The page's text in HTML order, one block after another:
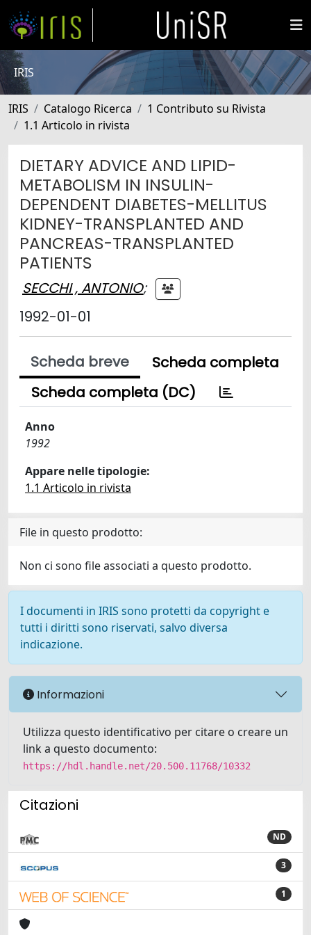
IRIS
IRIS Catalogo Ricerca
1 Contributo su Rivista
1.1 Articolo in rivista
DIETARY ADVICE AND LIPID-
METABOLISM IN INSULIN-
DEPENDENT DIABETES-MELLITUS
KIDNEY-TRANSPLANTED AND
PANCREAS-TRANSPLANTED
PATIENTS
SECCHI , ANTONIO;
1992-01-01
Scheda breve
Scheda completa
Scheda completa (DC)
Anno
1992
Appare nelle tipologie:
1.1 Articolo in rivista
File in questo prodotto:
Non ci sono file associati a questo prodotto.
I documenti in IRIS sono protetti da copyright e
tutti i diritti sono riservati, salvo diversa
indicazione.
Informazioni
Utilizza questo identificativo per citare o creare un
link a questo documento:
https://hdl.handle.net/20.500.11768/10332
Citazioni
ND
3
1